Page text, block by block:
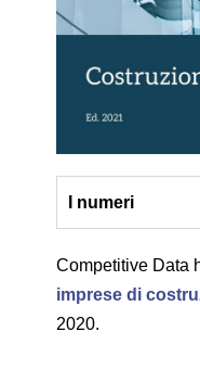
I numeri
Competitive Data
imprese di
2020.